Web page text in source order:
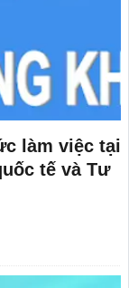
làm việc tại
tế và Tư